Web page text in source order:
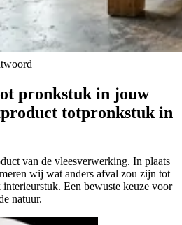
pronkstuk in jouw
totpronkstuk in
van de vleesverwerking. In plaats
wij wat anders afval zou zijn tot
Een bewuste keuze voor
natuur.